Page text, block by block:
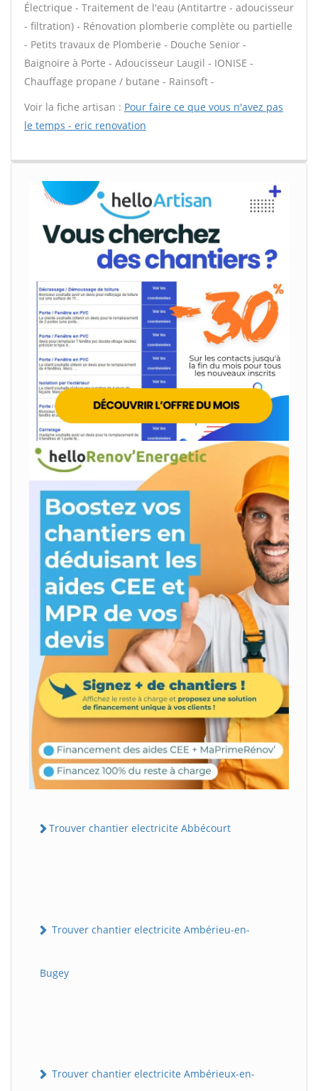
Électrique - Traitement de l'eau (Antitartre - adoucisseur
- filtration) - Rénovation plomberie complète ou partielle
- Petits travaux de Plomberie - Douche Senior -
Baignoire à Porte - Adoucisseur Laugil - IONISE -
Chauffage propane / butane - Rainsoft -
Voir la fiche artisan : Pour faire ce que vous n'avez pas
le temps - eric renovation
Trouver chantier electricite Abbécourt
Trouver chantier electricite Ambérieu-en-
Bugey
Trouver chantier electricite Ambérieux-en-